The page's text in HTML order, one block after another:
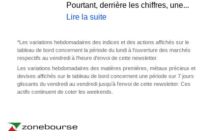
Pourtant, derrière les chiffres, une...
Lire la suite
*Les variations hebdomadaires des indices et des actions affichés sur le
tableau de bord concernent la période du lundi à l'ouverture des marchés
respectifs au vendredi à l'heure d'envoi de cette newsletter.
Les variations hebdomadaires des matières premières, métaux précieux et
devises affichés sur le tableau de bord concernent une période sur 7 jours
glissants du vendredi au vendredi jusqu'à l'envoi de cette newsletter. Ces
actifs continuent de coter les weekends.